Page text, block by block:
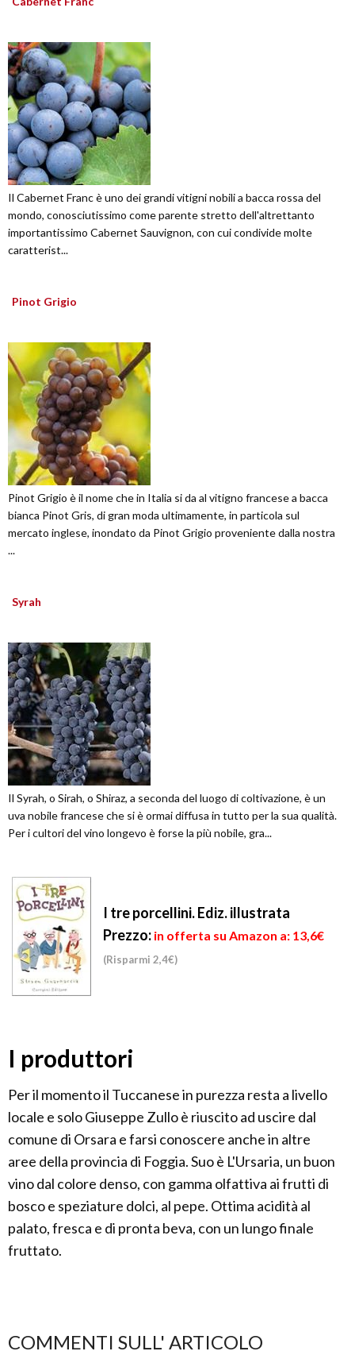
Il Cabernet Franc è uno dei grandi vitigni nobili a bacca rossa del
mondo, conosciutissimo come parente stretto dell'altrettanto
importantissimo Cabernet Sauvignon, con cui condivide molte
caratterist...
Pinot Grigio
Pinot Grigio è il nome che in Italia si da al vitigno francese a bacca
bianca Pinot Gris, di gran moda ultimamente, in particola sul
mercato inglese, inondato da Pinot Grigio proveniente dalla nostra
...
Syrah
Il Syrah, o Sirah, o Shiraz, a seconda del luogo di coltivazione, è un
uva nobile francese che si è ormai diffusa in tutto per la sua qualità.
Per i cultori del vino longevo è forse la più nobile, gra...
I tre porcellini. Ediz. illustrata
Prezzo: in offerta su Amazon a: 13,6€
(Risparmi 2,4€)
I produttori
Per il momento il Tuccanese in purezza resta a livello
locale e solo Giuseppe Zullo è riuscito ad uscire dal
comune di Orsara e farsi conoscere anche in altre
aree della provincia di Foggia. Suo è L'Ursaria, un buon
vino dal colore denso, con gamma olfattiva ai frutti di
bosco e speziature dolci, al pepe. Ottima acidità al
palato, fresca e di pronta beva, con un lungo finale
fruttato.
COMMENTI SULL' ARTICOLO